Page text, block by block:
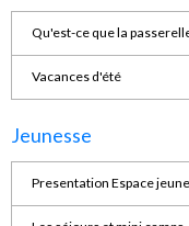
Qu'est-ce que la
Vacances d'été
Jeunesse
Presentation Espace